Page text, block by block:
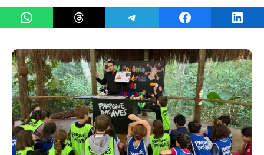
Share on WhatsAppShare on ThreadsShare on TelegramShare on Facebook